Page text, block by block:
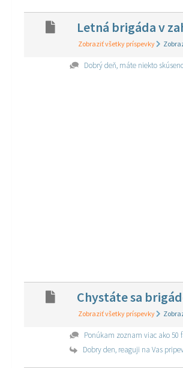
Letná brigáda v
Zobraziť všetky príspevky
Dobrý deň, máte niekto
Chystáte sa
Zobraziť všetky príspevky